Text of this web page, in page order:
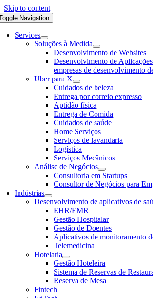
Skip to content
Navigation
Services
Soluções à Medida
Desenvolvimento de Websites
Desenvolvimento de
empresas de desenvolvimento
Uber para X
Cuidados de beleza
Entrega por correio expresso
Aptidão física
Entrega de Comida
Cuidados de saúde
Home Serviços
Serviços de lavandaria
Logística
Serviços Mecânicos
Análise de Negócios
Consultoria em Startups
Consultor de Negócios para
Indústrias
Desenvolvimento de aplicativos de
EHR/EMR
Gestão Hospitalar
Gestão de Doentes
Aplicativos de monitoramento
Telemedicina
Hotelaria
Gestão Hoteleira
Sistema de Reservas de
Reserva de Mesa
Fintech